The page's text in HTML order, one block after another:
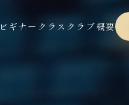
ビギナークラス クラブ概要